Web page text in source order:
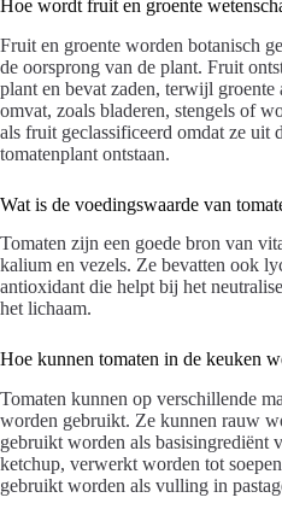
Hoe wordt fruit en groente
Fruit en groente worden botanisch
de oorsprong van de plant. Fruit
plant en bevat zaden, terwijl groente
omvat, zoals bladeren, stengels of
als fruit geclassificeerd omdat ze uit
tomatenplant ontstaan.
Wat is de voedingswaarde van
Tomaten zijn een goede bron van
kalium en vezels. Ze bevatten ook
antioxidant die helpt bij het
het lichaam.
Hoe kunnen tomaten in de keuken
Tomaten kunnen op verschillende
worden gebruikt. Ze kunnen rauw
gebruikt worden als basisingrediënt
ketchup, verwerkt worden tot
gebruikt worden als vulling in